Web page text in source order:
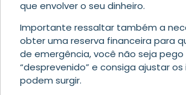
que envolver o seu dinheiro.
Importante ressaltar também a
obter uma reserva financeira para
de emergência, você não seja pego
“desprevenido” e consiga ajustar
podem surgir.